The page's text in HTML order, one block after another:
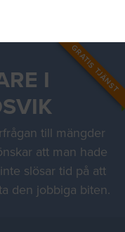
GRATIS TJÄNST
I
till mängder
att man hade
slösar tid på att
den jobbiga biten.